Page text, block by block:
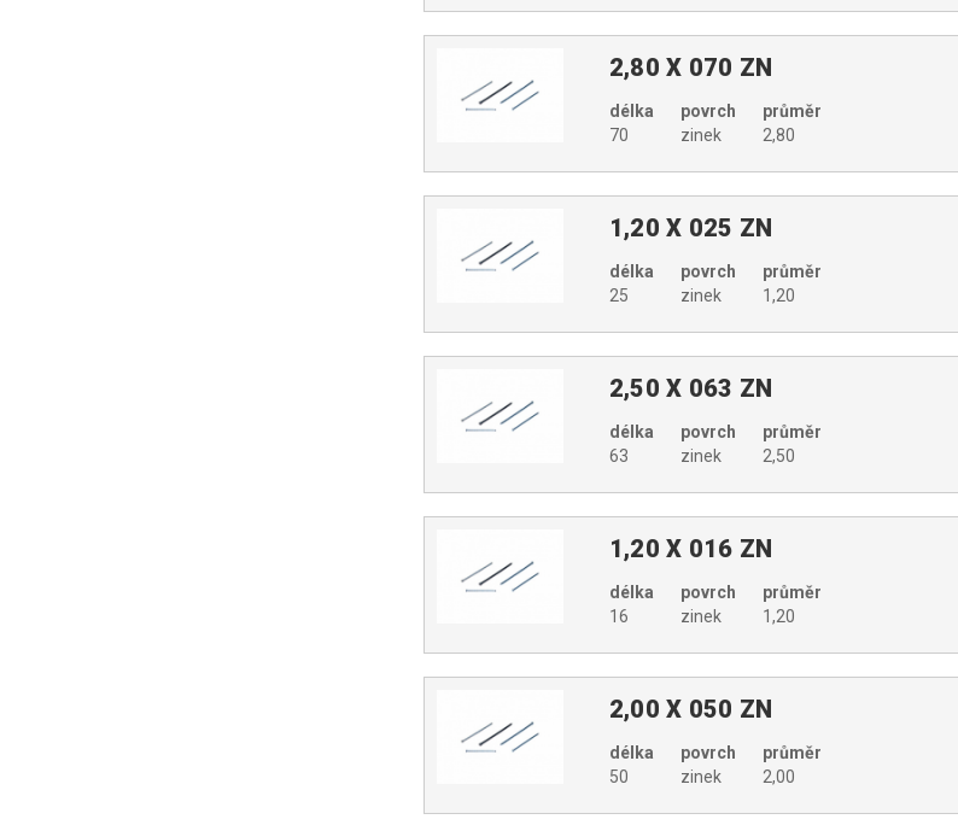
2,80 X 070 ZN
délka
70
povrch
zinek
průměr
2,80
1,20 X 025 ZN
délka
25
povrch
zinek
průměr
1,20
2,50 X 063 ZN
délka
63
povrch
zinek
průměr
2,50
1,20 X 016 ZN
délka
16
povrch
zinek
průměr
1,20
2,00 X 050 ZN
délka
50
povrch
zinek
průměr
2,00